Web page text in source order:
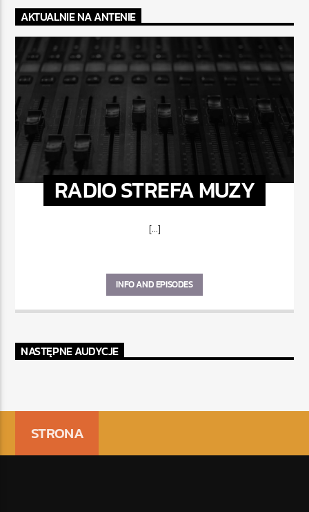
AKTUALNIE NA ANTENIE
RADIO STREFA MUZY
[...]
INFO AND EPISODES
NASTĘPNE AUDYCJE
STRONA